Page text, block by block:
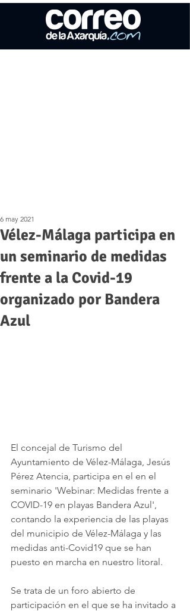
Vélez-Málaga participa en
un seminario de medidas
frente a la Covid-19
organizado por Bandera
Azul
6 may 2021
El concejal de Turismo del
Ayuntamiento de Vélez-Málaga, Jesús
Pérez Atencia, participa en el en el
seminario 'Webinar: Medidas frente a
COVID-19 en playas Bandera Azul',
contando la experiencia de las playas
del municipio de Vélez-Málaga y las
medidas anti-Covid19 que se han
puesto en marcha en nuestro litoral.
Se trata de un foro abierto de
participación en el que se ha invitado a